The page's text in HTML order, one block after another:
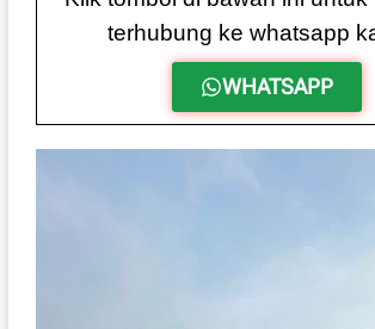
terhubung ke whatsapp
WHATSAPP